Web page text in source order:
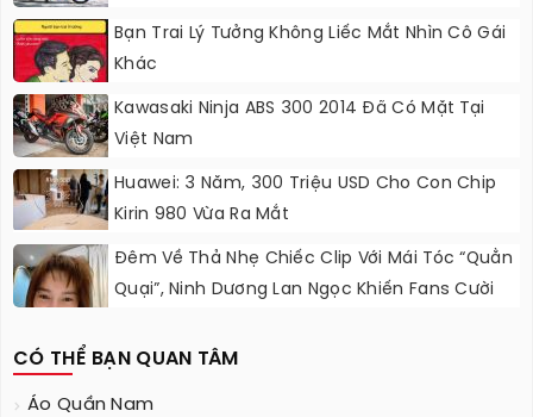
Bạn Trai Lý Tưởng Không Liếc Mắt Nhìn Cô Gái
Khác
Kawasaki Ninja ABS 300 2014 Đã Có Mặt Tại
Việt Nam
Huawei: 3 Năm, 300 Triệu USD Cho Con Chip
Kirin 980 Vừa Ra Mắt
Đêm Về Thả Nhẹ Chiếc Clip Với Mái Tóc “quằn
Quại”, Ninh Dương Lan Ngọc Khiến Fans Cười
CÓ THỂ BẠN QUAN TÂM
Áo Quần Nam